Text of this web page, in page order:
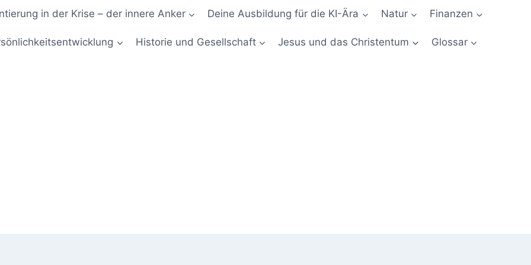
in der Krise – der innere Anker Deine Ausbildung für die KI-Ära Natur Finanzen
Historie und Gesellschaft Jesus und das Christentum Glossar